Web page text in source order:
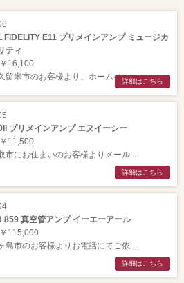
FIDELITY E11 プリメインアンプ ミュージカ
ティ
16,100
留米市のお客様より、ホームペー ...詳細はこちら
プリメインアンプ エヌイーシー
11,500
市にお住まいのお客様よりメール ...
詳細はこちら
859 真空管アンプ イーエーアール
115,000
島市のお客様よりお電話にてご依 ...
詳細はこちら